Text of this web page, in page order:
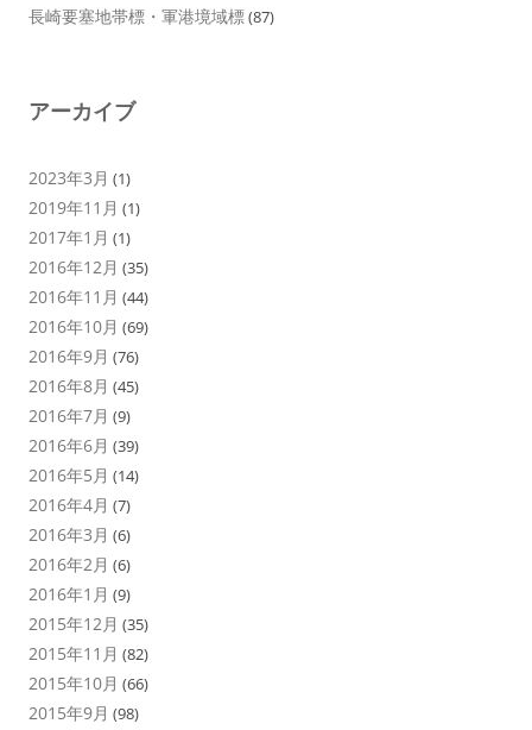
長崎要塞地帯標・軍港境域標(87)
アーカイブ
2023年3月 (1)
2019年11月 (1)
2017年1月 (1)
2016年12月 (35)
2016年11月 (44)
2016年10月 (69)
2016年9月 (76)
2016年8月 (45)
2016年7月 (9)
2016年6月 (39)
2016年5月 (14)
2016年4月 (7)
2016年3月 (6)
2016年2月 (6)
2016年1月 (9)
2015年12月 (35)
2015年11月 (82)
2015年10月 (66)
2015年9月 (98)